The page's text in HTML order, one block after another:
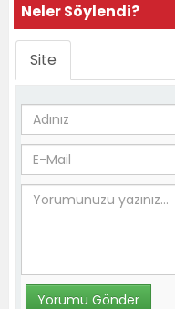
Neler Söylendi?
Site